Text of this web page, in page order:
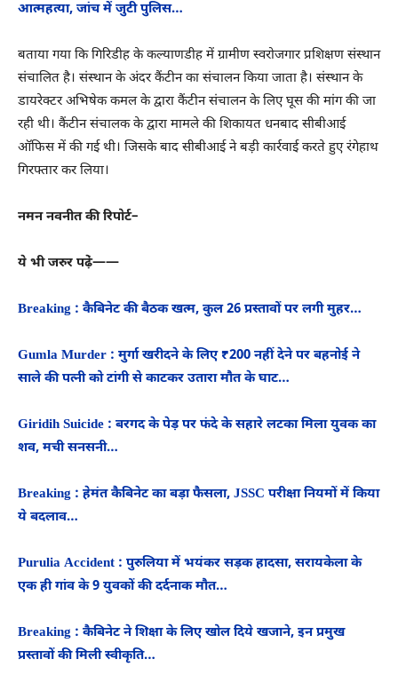
आत्महत्या, जांच में जुटी पुलिस…
बताया गया कि गिरिडीह के कल्याणडीह में ग्रामीण स्वरोजगार प्रशिक्षण संस्थान
संचालित है। संस्थान के अंदर कैंटीन का संचालन किया जाता है। संस्थान के
डायरेक्टर अभिषेक कमल के द्वारा कैंटीन संचालन के लिए घूस की मांग की जा
रही थी। कैंटीन संचालक के द्वारा मामले की शिकायत धनबाद सीबीआई
ऑफिस में की गई थी। जिसके बाद सीबीआई ने बड़ी कार्रवाई करते हुए रंगेहाथ
गिरफ्तार कर लिया।
नमन नवनीत की रिपोर्ट–
ये भी जरुर पढे़ं——
Breaking : कैबिनेट की बैठक खत्म, कुल 26 प्रस्तावों पर लगी मुहर…
Gumla Murder : मुर्गा खरीदने के लिए ₹200 नहीं देने पर बहनोई ने
साले की पत्नी को टांगी से काटकर उतारा मौत के घाट…
Giridih Suicide : बरगद के पेड़ पर फंदे के सहारे लटका मिला युवक का
शव, मची सनसनी…
Breaking : हेमंत कैबिनेट का बड़ा फैसला, JSSC परीक्षा नियमों में किया
ये बदलाव…
Purulia Accident : पुरुलिया में भयंकर सड़क हादसा, सरायकेला के
एक ही गांव के 9 युवकों की दर्दनाक मौत…
Breaking : कैबिनेट ने शिक्षा के लिए खोल दिये खजाने, इन प्रमुख
प्रस्तावों की मिली स्वीकृति…